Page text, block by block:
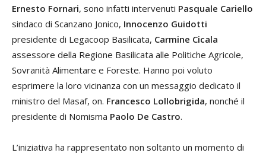
Ernesto Fornari, sono infatti intervenuti Pasquale Cariello
sindaco di Scanzano Jonico, Innocenzo Guidotti
presidente di Legacoop Basilicata, Carmine Cicala
assessore della Regione Basilicata alle Politiche Agricole,
Sovranità Alimentare e Foreste. Hanno poi voluto
esprimere la loro vicinanza con un messaggio dedicato il
ministro del Masaf, on. Francesco Lollobrigida, nonché il
presidente di Nomisma Paolo De Castro.
L’iniziativa ha rappresentato non soltanto un momento di